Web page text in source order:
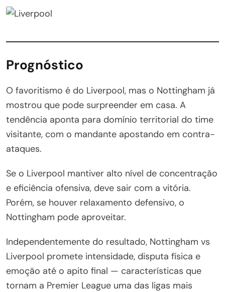
Prognóstico
O favoritismo é do Liverpool, mas o Nottingham já
mostrou que pode surpreender em casa. A
tendência aponta para domínio territorial do time
visitante, com o mandante apostando em contra-
ataques.
Se o Liverpool mantiver alto nível de concentração
e eficiência ofensiva, deve sair com a vitória.
Porém, se houver relaxamento defensivo, o
Nottingham pode aproveitar.
Independentemente do resultado, Nottingham vs
Liverpool promete intensidade, disputa física e
emoção até o apito final — características que
tornam a Premier League uma das ligas mais